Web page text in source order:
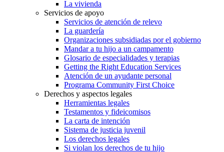
La vivienda
Servicios de apoyo
Servicios de atención de relevo
La guardería
Organizaciones subsidiadas por el gobierno
Mandar a tu hijo a un campamento
Glosario de especialidades y terapias
Getting the Right Education Services
Atención de un ayudante personal
Programa Community First Choice
Derechos y aspectos legales
Herramientas legales
Testamentos y fideicomisos
La carta de intención
Sistema de justicia juvenil
Los derechos legales
Si violan los derechos de tu hijo